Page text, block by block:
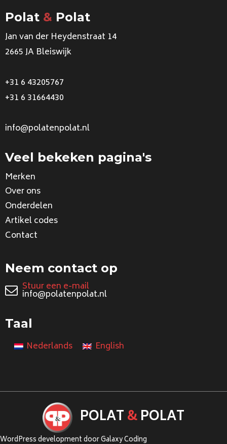
Polat & Polat
Jan van der Heydenstraat 14
2665 JA Bleiswijk
+31 6 43205767
+31 6 31664430
info@polatenpolat.nl
Veel bekeken pagina's
Merken
Over ons
Onderdelen
Artikel codes
Contact
Neem contact op
Stuur een e-mail
info@polatenpolat.nl
Taal
Nederlands English
POLAT&POLAT
WordPress development door Galaxy Coding